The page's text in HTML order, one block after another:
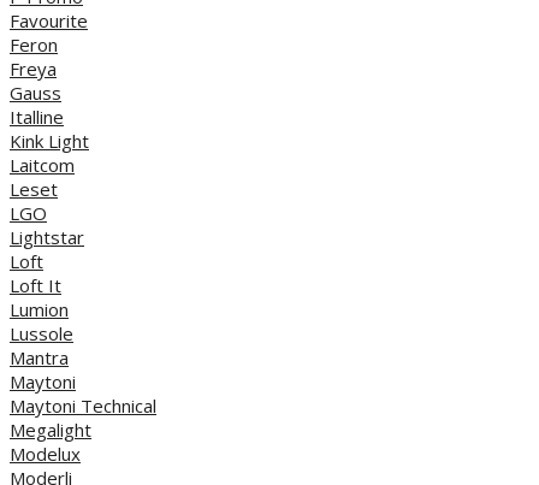
Favourite
Feron
Freya
Gauss
Italline
Kink Light
Laitcom
Leset
LGO
Lightstar
Loft
Loft It
Lumion
Lussole
Mantra
Maytoni
Maytoni Technical
Megalight
Modelux
Moderli